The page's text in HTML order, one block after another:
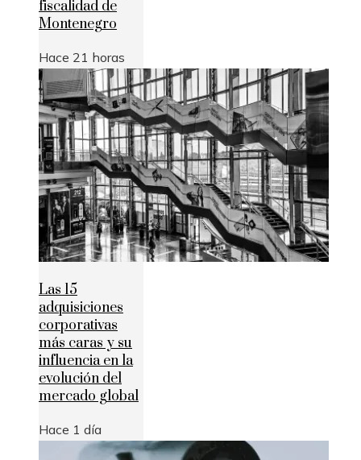
fiscalidad de
Montenegro
Hace 21 horas
Las 15
adquisiciones
corporativas
más caras y su
influencia en la
evolución del
mercado global
Hace 1 día